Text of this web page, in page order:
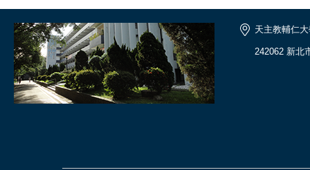
天主教輔仁
242062 新北